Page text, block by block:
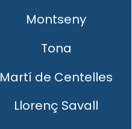
Montseny
Tona
Martí de Centelles
Llorenç Savall